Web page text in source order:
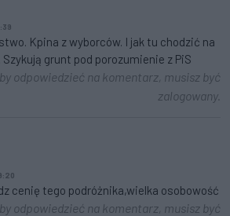
Kpina z wyborców. I jak tu chodzić na
Szykują grunt pod porozumienie z PiS
odpowiedzieć na komentarz, musisz być
zalogowany.
cenię tego podróżnika,wielka osobowość
odpowiedzieć na komentarz, musisz być